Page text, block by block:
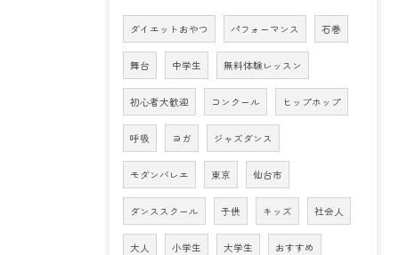
ダイエットおやつ パフォーマンス 石巻
舞台 中学生 無料体験レッスン
初心者大歓迎 コンクール ヒップホップ
呼吸 ヨガ ジャズダンス
モダンバレエ 東京 仙台市
ダンススクール 子供 キッズ 社会人
大人 小学生 大学生 おすすめ